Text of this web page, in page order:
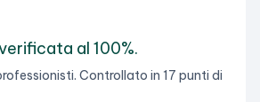
al 100%.
Controllato in 17 punti di